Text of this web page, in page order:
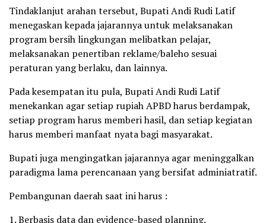
Tindaklanjut arahan tersebut, Bupati Andi Rudi Latif
menegaskan kepada jajarannya untuk melaksanakan
program bersih lingkungan melibatkan pelajar,
melaksanakan penertiban reklame/baleho sesuai
peraturan yang berlaku, dan lainnya.
Pada kesempatan itu pula, Bupati Andi Rudi Latif
menekankan agar setiap rupiah APBD harus berdampak,
setiap program harus memberi hasil, dan setiap kegiatan
harus memberi manfaat nyata bagi masyarakat.
Bupati juga mengingatkan jajarannya agar meninggalkan
paradigma lama perencanaan yang bersifat adminiatratif.
Pembangunan daerah saat ini harus :
1. Berbasis data dan evidence-based planning.